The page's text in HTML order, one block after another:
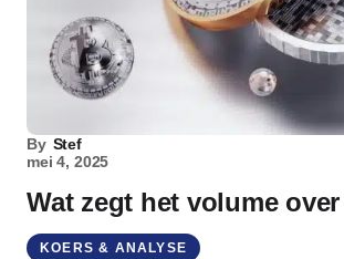
By Stef
mei 4, 2025
Wat zegt het volume
KOERS & ANALYSE